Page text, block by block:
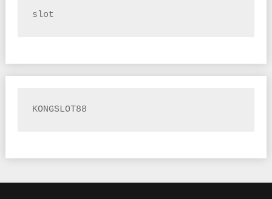
slot
KONGSLOT88